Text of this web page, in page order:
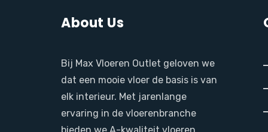
About Us
Bij Max Vloeren Outlet geloven we
dat een mooie vloer de basis is van
elk interieur. Met jarenlange
ervaring in de vloerenbranche